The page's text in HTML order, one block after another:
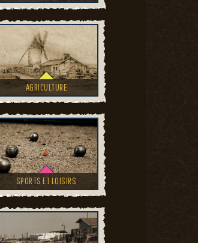
AGRICULTURE
SPORTS ET LOISIRS